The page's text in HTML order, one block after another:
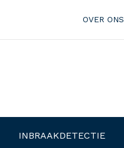
OVER ONS
INBRAAKDETECTIE